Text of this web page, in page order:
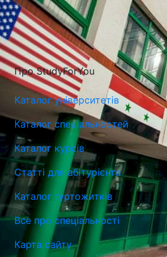
Про StudyForYou
Каталог університетів
Каталог спеціальностей
Каталог курсів
Статті для абітурієнта
Каталог гуртожитків
Все про спеціальності
Карта сайту